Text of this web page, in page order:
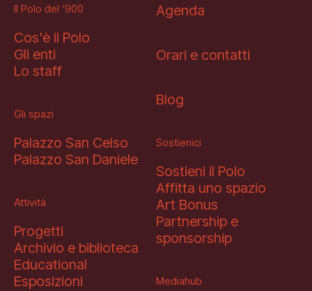
Il Polo del ‘900
Cos'è il Polo
Gli enti
Lo staff
Gli spazi
Palazzo San Celso
Palazzo San Daniele
Attività
Progetti
Archivio e biblioteca
Educational
Esposizioni
Agenda
Orari e contatti
Blog
Sostienici
Sostieni il Polo
Affitta uno spazio
Art Bonus
Partnership e
sponsorship
Mediahub